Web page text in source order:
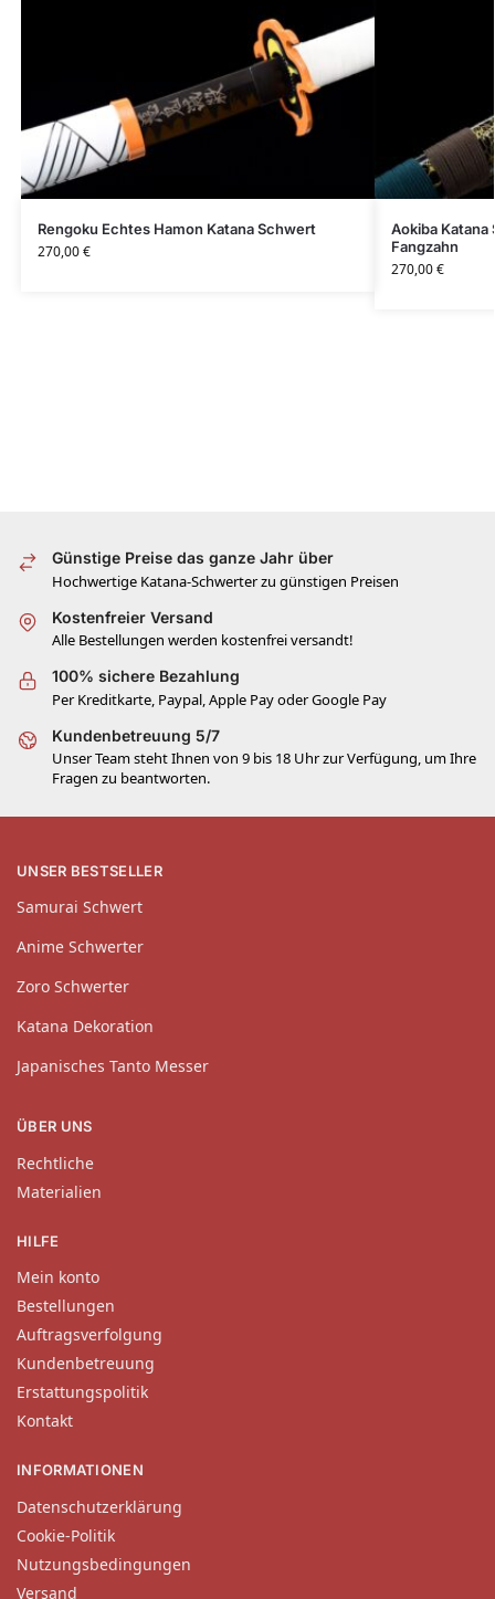
Rengoku Echtes Hamon Katana Schwert
270,00€
Aokiba Katana
Fangzahn
270,00€
Günstige Preise das ganze Jahr über
Hochwertige Katana-Schwerter zu günstigen Preisen
Kostenfreier Versand
Alle Bestellungen werden kostenfrei versandt!
100% sichere Bezahlung
Per Kreditkarte, Paypal, Apple Pay oder Google Pay
Kundenbetreuung 5/7
Unser Team steht Ihnen von 9 bis 18 Uhr zur Verfügung, um Ihre
Fragen zu beantworten.
UNSER BESTSELLER
Samurai Schwert
Anime Schwerter
Zoro Schwerter
Katana Dekoration
Japanisches Tanto Messer
ÜBER UNS
Rechtliche
Materialien
HILFE
Mein konto
Bestellungen
Auftragsverfolgung
Kundenbetreuung
Erstattungspolitik
Kontakt
INFORMATIONEN
Datenschutzerklärung
Cookie-Politik
Nutzungsbedingungen
Versand